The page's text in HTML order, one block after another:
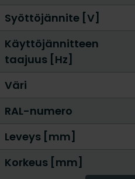
Syöttöjännite [V]
Käyttöjännitteen
taajuus [Hz]
Väri
RAL-numero
Leveys [mm]
Korkeus [mm]